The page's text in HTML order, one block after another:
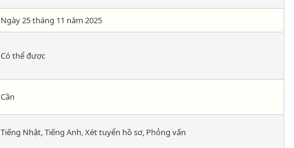
Ngày 25 tháng 11 năm 2025
Có thể được
Cần
Tiếng Nhật, Tiếng Anh, Xét tuyển hồ sơ, Phỏng vấn